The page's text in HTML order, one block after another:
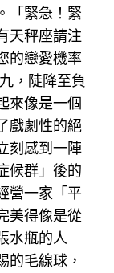
「緊急！緊
天秤座請注
的戀愛機率
，陡降至負
來像是一個
戲劇性的絕
刻感到一陣
候群」後的
營一家「平
美得像是從
水瓶的人
的毛線球，